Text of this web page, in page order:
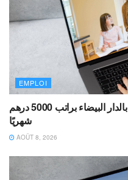
EMPLOI
أنابيك: تشغيل مربية أطفال للعمل بالدار البيضاء براتب 5000 درهم
شهريًا
AOÛT 8, 2026